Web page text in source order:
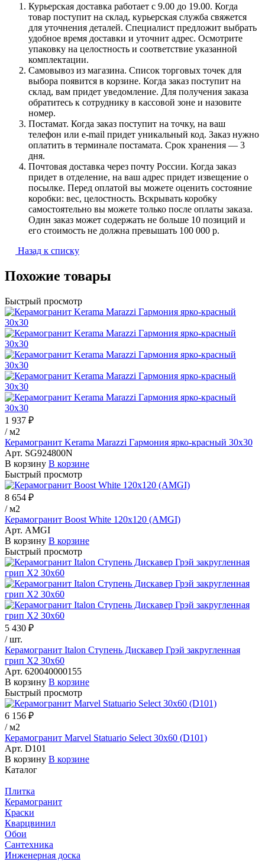
Курьерская доставка работает с 9.00 до 19.00. Когда
товар поступит на склад, курьерская служба свяжется
для уточнения деталей. Специалист предложит выбрать
удобное время доставки и уточнит адрес. Осмотрите
упаковку на целостность и соответствие указанной
комплектации.
Самовывоз из магазина. Список торговых точек для
выбора появится в корзине. Когда заказ поступит на
склад, вам придет уведомление. Для получения заказа
обратитесь к сотруднику в кассовой зоне и назовите
номер.
Постамат. Когда заказ поступит на точку, на ваш
телефон или e-mail придет уникальный код. Заказ нужно
оплатить в терминале постамата. Срок хранения — 3
дня.
Почтовая доставка через почту России. Когда заказ
придет в отделение, на ваш адрес придет извещение о
посылке. Перед оплатой вы можете оценить состояние
коробки: вес, целостность. Вскрывать коробку
самостоятельно вы можете только после оплаты заказа.
Один заказ может содержать не больше 10 позиций и
его стоимость не должна превышать 100 000 р.
Назад к списку
Похожие товары
Быстрый просмотр
1 937 ₽
/ м2
Керамогранит Kerama Marazzi Гармония ярко-красный 30х30
Арт. SG924800N
В корзину В корзине
Быстрый просмотр
8 654 ₽
/ м2
Керамогранит Boost White 120x120 (AMGI)
Арт. AMGI
В корзину В корзине
Быстрый просмотр
5 430 ₽
/ шт.
Керамогранит Italon Ступень Дискавер Грэй закругленная
грип Х2 30х60
Арт. 620040000155
В корзину В корзине
Быстрый просмотр
6 156 ₽
/ м2
Керамогранит Marvel Statuario Select 30x60 (D101)
Арт. D101
В корзину В корзине
Каталог
Плитка
Керамогранит
Краски
Кварцвинил
Обои
Сантехника
Инженерная доска